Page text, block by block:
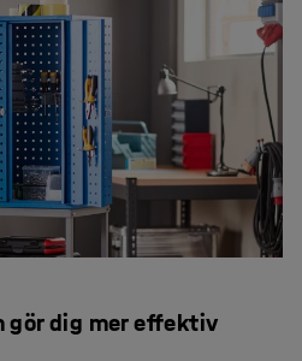
gör dig mer effektiv